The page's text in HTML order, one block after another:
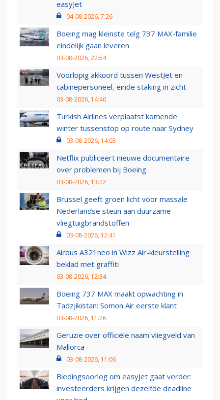
easyJet
04-08-2026, 7:26
Boeing mag kleinste telg 737 MAX-familie
eindelijk gaan leveren
03-08-2026, 22:54
Voorlopig akkoord tussen WestJet en
cabinepersoneel, einde staking in zicht
03-08-2026, 14:40
Turkish Airlines verplaatst komende
winter tussenstop op route naar Sydney
03-08-2026, 14:03
Netflix publiceert nieuwe documentaire
over problemen bij Boeing
03-08-2026, 13:22
Brussel geeft groen licht voor massale
Nederlandse steun aan duurzame
vliegtuigbrandstoffen
03-08-2026, 12:41
Airbus A321neo in Wizz Air-kleurstelling
beklad met graffiti
03-08-2026, 12:34
Boeing 737 MAX maakt opwachting in
Tadzjikistan: Somon Air eerste klant
03-08-2026, 11:26
Geruzie over officiële naam vliegveld van
Mallorca
03-08-2026, 11:06
Biedingsoorlog om easyJet gaat verder:
investeerders krijgen dezelfde deadline